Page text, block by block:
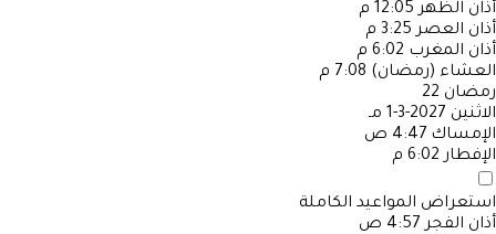
أذان الظهر 12:05 م
أذان العصر 3:25 م
أذان المغرب 6:02 م
العشاء (رمضان) 7:08 م
رمضان 22
الاثنين 2027-3-1 مـ
الإمساك 4:47 ص
الإفطار 6:02 م
استعراض المواعيد الكاملة
أذان الفجر 4:57 ص